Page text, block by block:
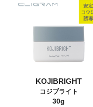
KOJIBRIGHT
コジブライト
30g